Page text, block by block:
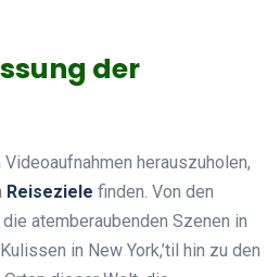
der
herauszuholen,
Reiseziele finden. Von den
atemberaubenden Szenen in
in New York,’til hin zu den